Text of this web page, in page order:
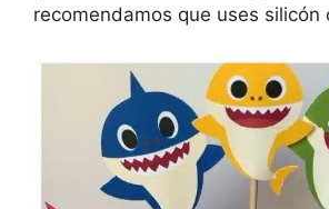
recomendamos que uses silicón